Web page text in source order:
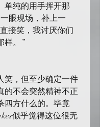
单纯的用手挥开那
眼现场，补上一
接笑，我讨厌你们
样。”
笑，但至少确定一件
的不会突然精神不正
四方什么的。毕竟
似乎觉得这位很无